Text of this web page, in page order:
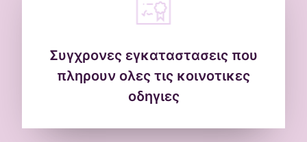
Συγχρονες εγκαταστασεις που
πληρουν ολες τις κοινοτικες
οδηγιες